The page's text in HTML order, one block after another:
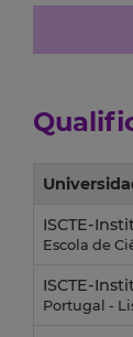
ISCTE-
Escola de
ISCTE-
Portugal -